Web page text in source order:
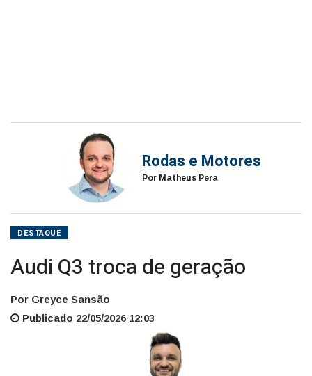
Rodas e Motores
Por Matheus Pera
DESTAQUE
Audi Q3 troca de geração
Por Greyce Sansão
Publicado 22/05/2026 12:03